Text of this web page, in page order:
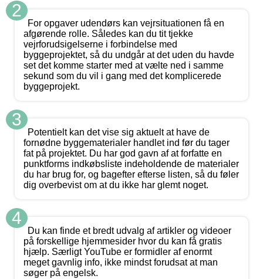
2
For opgaver udendørs kan vejrsituationen få en
afgørende rolle. Således kan du tit tjekke
vejrforudsigelserne i forbindelse med
byggeprojektet, så du undgår at det uden du havde
set det komme starter med at vælte ned i samme
sekund som du vil i gang med det komplicerede
byggeprojekt.
3
Potentielt kan det vise sig aktuelt at have de
fornødne byggematerialer handlet ind før du tager
fat på projektet. Du har god gavn af at forfatte en
punktforms indkøbsliste indeholdende de materialer
du har brug for, og bagefter efterse listen, så du føler
dig overbevist om at du ikke har glemt noget.
4
Du kan finde et bredt udvalg af artikler og videoer
på forskellige hjemmesider hvor du kan få gratis
hjælp. Særligt YouTube er formidler af enormt
meget gavnlig info, ikke mindst forudsat at man
søger på engelsk.